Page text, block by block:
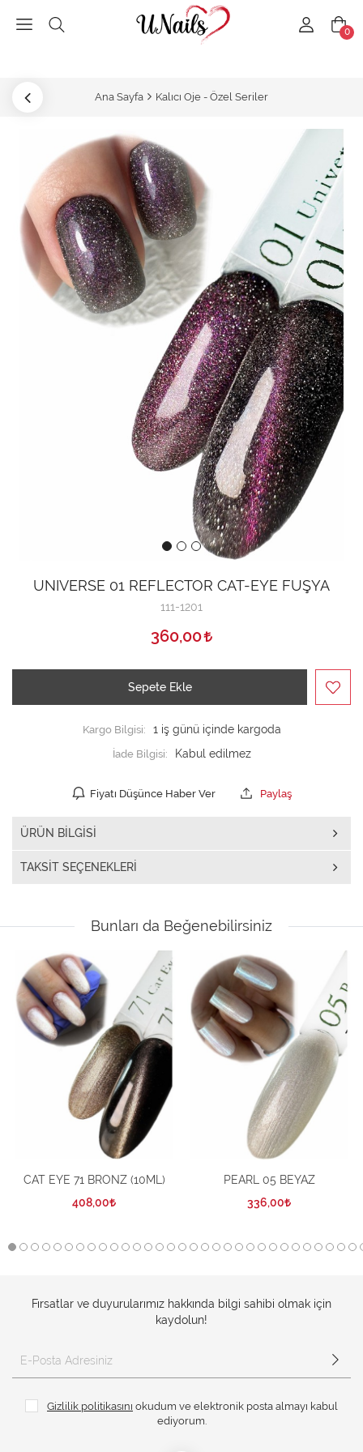
0
Ana Sayfa Kalıcı Oje - Özel Seriler
UNIVERSE 01 REFLECTOR CAT-EYE FUŞYA
111-1201
360,00
Sepete Ekle
Kargo Bilgisi:
1 iş günü içinde kargoda
İade Bilgisi:
Fiyatı Düşünce Haber Ver Paylaş
ÜRÜN BILGISI
TAKSIT SEÇENEKLERI
Bunları da Beğenebilirsiniz
CAT EYE 71 BRONZ (10ML)
408,00
PEARL 05 BEYAZ
336,00
Fırsatlar ve duyurularımız hakkında bilgi sahibi olmak için
kaydolun!
Gizlilik politikasını okudum ve elektronik posta almayı kabul
ediyorum.